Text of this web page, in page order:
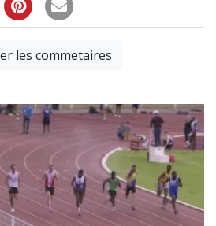
les commetaires